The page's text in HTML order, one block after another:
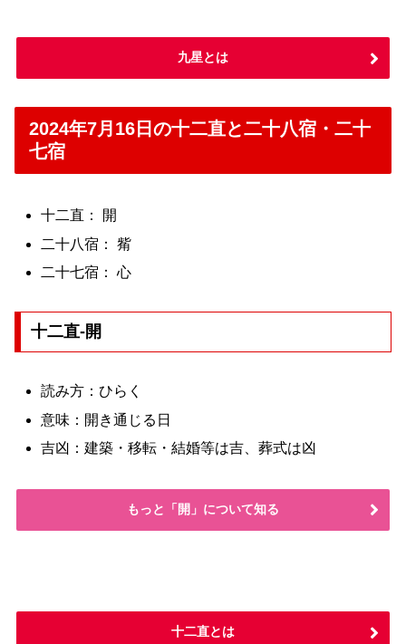
九星とは
2024年7月16日の十二直と二十八宿・二十
七宿
十二直： 開
二十八宿： 觜
二十七宿： 心
十二直-開
読み方：ひらく
意味：開き通じる日
吉凶：建築・移転・結婚等は吉、葬式は凶
もっと「開」について知る
十二直とは